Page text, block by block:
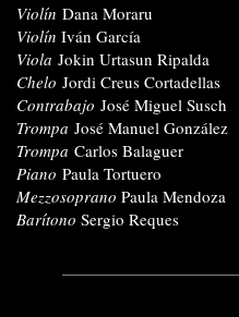
Violín Dana Moraru
Violín Iván García
Viola Jokin Urtasun Ripalda
Chelo Jordi Creus Cortadellas
Contrabajo José Miguel Susch
Trompa José Manuel González
Trompa Carlos Balaguer
Piano Paula Tortuero
Mezzosoprano Paula Mendoza
Barítono Sergio Reques